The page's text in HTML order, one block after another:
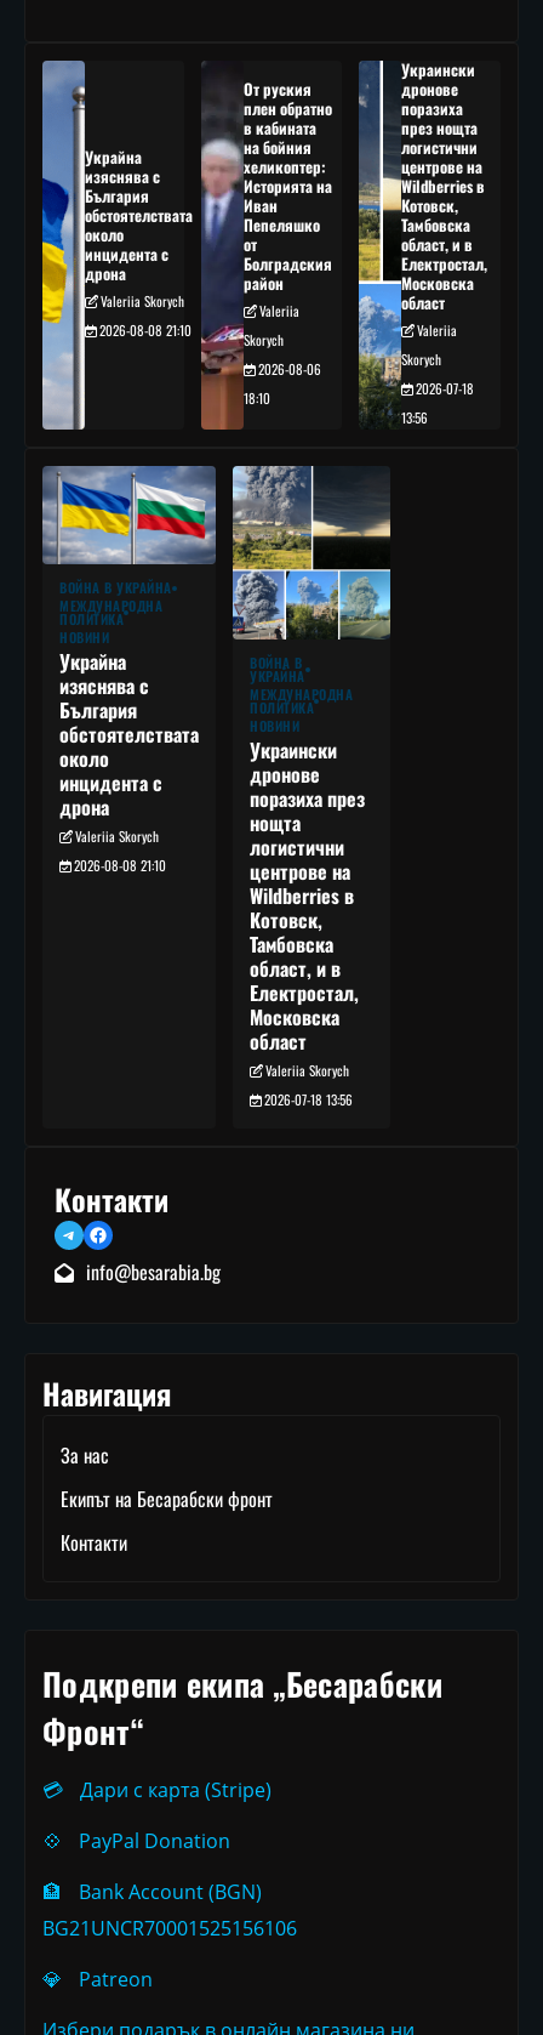
Украйна
изяснява с
България
обстоятелствата
около
инцидента с
дрона
Valeriia Skorych
2026-08-08 21:10
От руския
плен обратно
в кабината
на бойния
хеликоптер:
Историята на
Иван
Пепеляшко
от
Болградския
район
Valeriia
Skorych
2026-08-06
18:10
Украински
дронове
поразиха
през нощта
логистични
центрове на
Wildberries в
Котовск,
Тамбовска
област, и в
Електростал,
Московска
област
Valeriia
Skorych
2026-07-18
13:56
ВОЙНА В УКРАЙНА
МЕЖДУНАРОДНА
ПОЛИТИКА
НОВИНИ
Украйна
изяснява с
България
обстоятелствата
около
инцидента с
дрона
Valeriia Skorych
2026-08-08 21:10
ВОЙНА В
УКРАЙНА
МЕЖДУНАРОДНА
ПОЛИТИКА
НОВИНИ
Украински
дронове
поразиха през
нощта
логистични
центрове на
Wildberries в
Котовск,
Тамбовска
област, и в
Електростал,
Московска
област
Valeriia Skorych
2026-07-18 13:56
Контакти
TelegramFacebook
info@besarabia.bg
Навигация
За нас
Екипът на Бесарабски фронт
Контакти
Подкрепи екипа „Бесарабски
Фронт“
💳
Дари с карта (Stripe)
💠
PayPal Donation
🏦
Bank Account (BGN)
BG21UNCR70001525156106
💎
Patreon